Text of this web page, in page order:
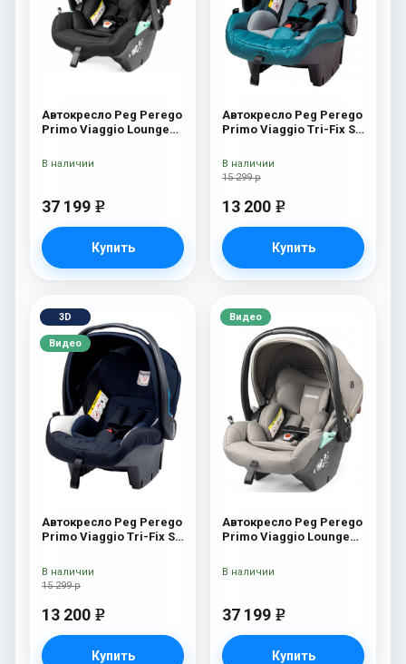
Автокресло Peg Perego
Primo Viaggio Lounge
37 199 e
Купить
В наличии
Автокресло Peg Perego
Primo Viaggio Tri-Fix SL
15 299 р
13 200 e
Купить
В наличии
3D
Видео
Автокресло Peg Perego
Primo Viaggio Tri-Fix SL
15 299 р
13 200 e
Купить
В наличии
Видео
Автокресло Peg Perego
Primo Viaggio Lounge
37 199 e
Купить
В наличии